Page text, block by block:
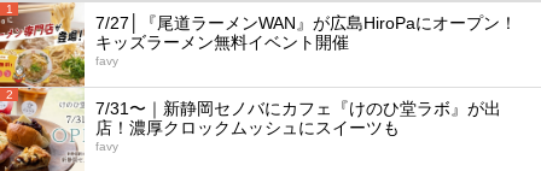
1
7/27│『尾道ラーメンWAN』が広島HiroPaにオープン！
キッズラーメン無料イベント開催
favy
2
7/31〜｜新静岡セノバにカフェ『けのひ堂ラボ』が出
店！濃厚クロックムッシュにスイーツも
favy